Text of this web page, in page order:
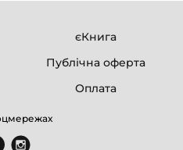
єКнига
Публічна оферта
Оплата